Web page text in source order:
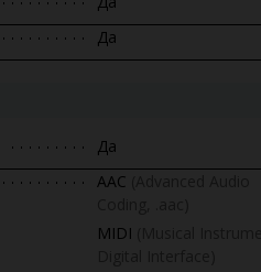
Да
Да
AAC
MIDI